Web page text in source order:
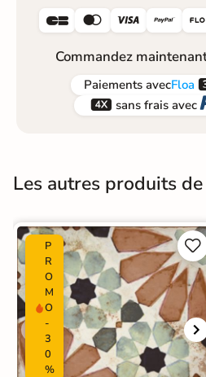
   
Commandez
Paiements avecFloa
 sans frais avec
Les autres produits
P
R
O
M
O
-
3
0
%

